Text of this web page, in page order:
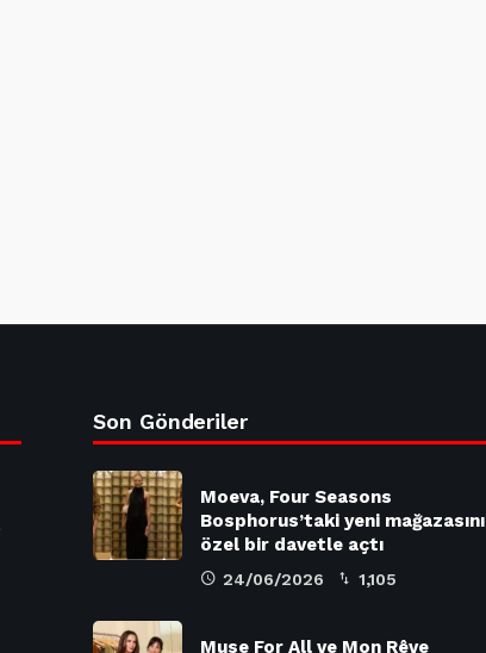
Son Gönderiler
Moeva, Four Seasons
Bosphorus’taki yeni mağazasını
özel bir davetle açtı
24/06/2026 1,105
Muse For All ve Mon Rêve